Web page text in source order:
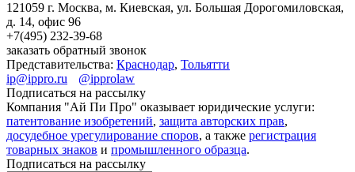
121059 г. Москва, м. Киевская, ул. Большая Дорогомиловская,
д. 14, офис 96
+7(495) 232-39-68
заказать обратный звонок
Представительства: Краснодар, Тольятти
ip@ippro.ru
@ipprolaw
Подписаться на рассылку
Компания "Ай Пи Про" оказывает юридические услуги:
патентование изобретений, защита авторских прав,
досудебное урегулирование споров, а также регистрация
товарных знаков и промышленного образца.
Подписаться на рассылку